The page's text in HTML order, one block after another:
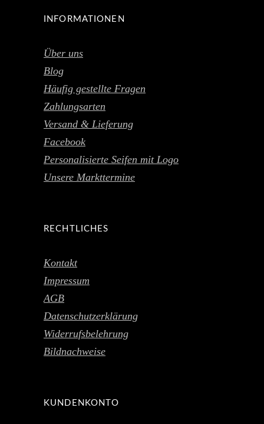
INFORMATIONEN
Über uns
Blog
Häufig gestellte Fragen
Zahlungsarten
Versand & Lieferung
Facebook
Personalisierte Seifen mit Logo
Unsere Markttermine
RECHTLICHES
Kontakt
Impressum
AGB
Datenschutzerklärung
Widerrufsbelehrung
Bildnachweise
KUNDENKONTO